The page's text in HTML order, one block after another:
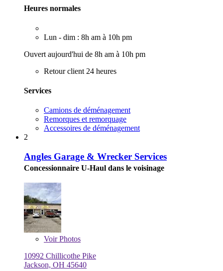
Heures normales
Lun - dim : 8h am à 10h pm
Ouvert aujourd'hui de 8h am à 10h pm
Retour client 24 heures
Services
Camions de déménagement
Remorques et remorquage
Accessoires de déménagement
2
Angles Garage & Wrecker Services
Concessionnaire U-Haul dans le voisinage
VoirPhotos
10992 Chillicothe Pike
Jackson, OH 45640